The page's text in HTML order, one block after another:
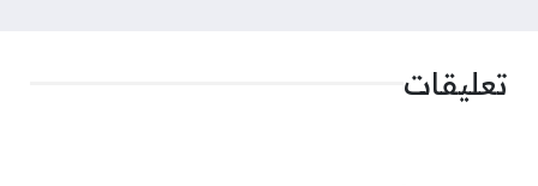
تعليقات